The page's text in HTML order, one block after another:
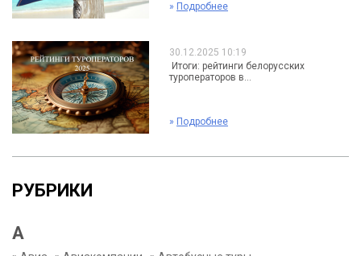
» Подробнее
30.12.2025 10:19
Итоги: рейтинги белорусских
туроператоров в...
» Подробнее
РУБРИКИ
А